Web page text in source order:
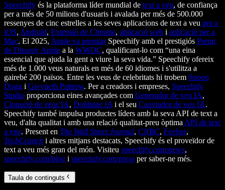
Speechify és la plataforma líder mundial de text a veu, de confiança
per a més de 50 milions d'usuaris i avalada per més de 500.000
ressenyes de cinc estrelles a les seves aplicacions de text a veu per a
iOS, Android, Extensió de Chrome, aplicació web i aplicació per a
Mac. El 2025, Apple va premiarSpeechify amb el prestigiós Premi
de Disseny Apple a la WWDC, qualificant-lo com “una eina
essencial que ajuda la gent a viure la seva vida.” Speechify ofereix
més de 1.000 veus naturals en més de 60 idiomes i s'utilitza a
gairebé 200 països. Entre les veus de celebritats hi trobem Snoop
Dogg i Gwyneth Paltrow. Per a creadors i empreses, Speechify
Studio proporciona eines avançades com Generador de veu IA,
Clonació de veus IA, Doblatge IA i el seu Canviador de veu IA.
Speechify també impulsa productes líders amb la seva API de text a
veu, d'alta qualitat i amb una relació qualitat-preu òptima API de text
a veu. Present en The Wall Street Journal, CNBC, Forbes,
TechCrunch i altres mitjans destacats, Speechify és el proveïdor de
text a veu més gran del món. Visiteu speechify.com/news,
speechify.com/blog i speechify.com/press per saber-ne més.
Taula de continguts